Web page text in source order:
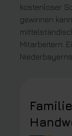
kostenloser
gewinnen
Mitarbeitern.